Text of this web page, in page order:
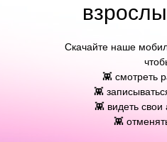
Скачайте наше
👾 смотреть
👾
👾 видеть
👾